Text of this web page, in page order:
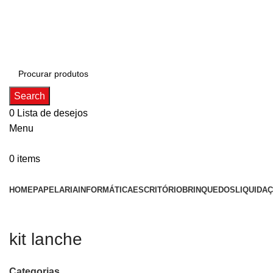
Search
0 Lista de desejos
Menu
0 items
HOMEPAPELARIA INFORMÁTICAESCRITÓRIOBRINQUEDOS
kit lanche